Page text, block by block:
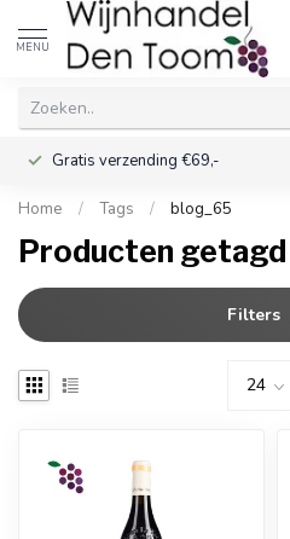
MENU
Gratis verzending €69,-
Home / Tags / blog_65
Producten
Filters